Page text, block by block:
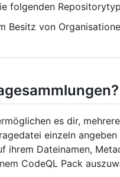
folgenden
Besitz von
es dir,
einzeln
ihrem Dateinamen,
CodeQL Pack